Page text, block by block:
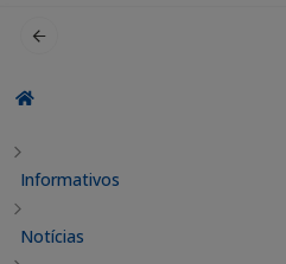
Informativos
Notícias